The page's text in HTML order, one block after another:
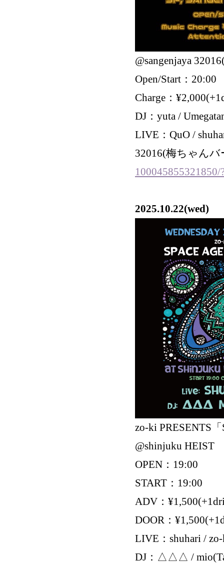
@sangenjaya
Open/Start：20:00
Charge：
DJ：yuta /
LIVE：QuO /
32016(梅ちゃん
2025.10.22(wed)
zo-ki PRESENTS
@shinjuku HEIST
OPEN：19:00
START：19:00
ADV：
DOOR：
LIVE：shuhari /
DJ：△△△ /